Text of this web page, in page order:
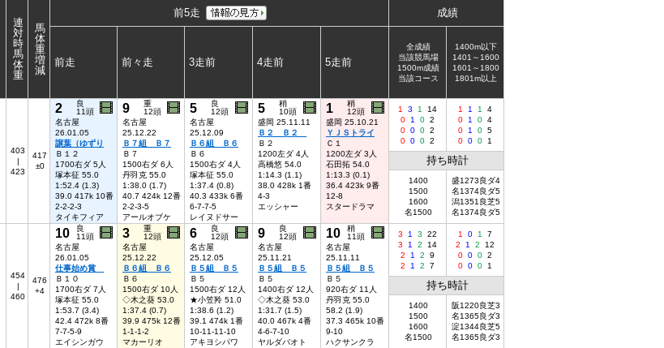
連
対
時
馬
体
重
馬
体
重
増
減
前5走 成績
前走 前々走 3走前 4走前 5走前
全成績
当該競馬場
1500m成績
当該コース
1400m以下
1401～1600
1601～1800
1801m以上
403
|
423
417
±0
2
良
11頭
名古屋
26.01.05
譲葉（ゆずり
Ｂ１２
1700右ダ 5人
塚本征 55.0
1:52.4 (1.3)
39.0 417k 10番
2-2-2-3
タイキフィア
9
重
12頭
名古屋
25.12.22
Ｂ７組 Ｂ７
Ｂ７
1500右ダ 6人
丹羽克 55.0
1:38.0 (1.7)
40.7 424k 12番
2-2-3-5
アールオブケ
5
良
12頭
名古屋
25.12.09
Ｂ６組 Ｂ６
Ｂ６
1500右ダ 4人
塚本征 55.0
1:37.4 (0.8)
40.3 433k 6番
6-7-7-5
レイヌドサー
5
稍
10頭
盛岡 25.11.11
Ｂ２ Ｂ２
Ｂ２
1200左ダ 4人
高橋悠 54.0
1:14.3 (1.1)
38.0 428k 1番
4-3
エッシャー
1
稍
12頭
盛岡 25.10.21
ＹＪＳトライ
Ｃ１
1200左ダ 3人
石田拓 54.0
1:13.3 (0.1)
36.4 423k 9番
12-8
スタードラマ
1 3 1
14
0
1 0 2
0 0 0 2
0 0 0 2
1 1 1
4
0
1 0 4
0
1 0 5
0 0 0 1
持ち時計
1400
1500
1600
名1500
盛1273良ダ4
名1374良ダ5
潟1351良芝5
名1374良ダ5
454
|
460
476
+4
10
良
11頭
名古屋
26.01.05
仕事始め賞
Ｂ１０
1700右ダ 7人
塚本征 55.0
1:53.7 (3.4)
42.4 472k 8番
7-7-5-9
エイシンガウ
3
重
12頭
名古屋
25.12.22
Ｂ６組 Ｂ６
Ｂ６
1500右ダ 10人
◇木之葵 53.0
1:37.4 (0.7)
39.9 475k 12番
1-1-1-2
マカーリオ
6
良
12頭
名古屋
25.12.05
Ｂ５組 Ｂ５
Ｂ５
1500右ダ 12人
★小笠羚 51.0
1:38.6 (1.2)
39.1 474k 1番
10-11-11-10
アキヨシパワ
9
良
12頭
名古屋
25.11.21
Ｂ５組 Ｂ５
Ｂ５
1400右ダ 12人
◇木之葵 53.0
1:31.7 (1.5)
40.0 467k 4番
4-6-7-10
ヤルダバオト
10
稍
11頭
名古屋
25.11.11
Ｂ５組 Ｂ５
Ｂ５
920右ダ 11人
丹羽克 55.0
58.2 (1.9)
37.3 465k 10番
9-10
ハクサンクラ
3 1 3
22
3
1 2
14
2
1 2
9
2
1 2 7
1 0 1
7
2
1 2
12
0 0 0 2
0 0 0 1
持ち時計
1400
1500
1600
名1500
阪1220良芝3
名1365良ダ3
淀1344良芝5
名1365良ダ3